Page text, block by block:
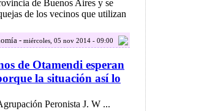
de Buenos Aires y se
de los vecinos que utilizan
- miércoles, 05 nov 2014 - 09:00
de Otamendi esperan
la situación así lo
Peronista J. W ...